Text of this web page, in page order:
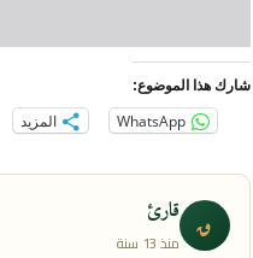
شارك هذا الموضوع:
WhatsApp المزيد
ق قارئ
منذ 13 سنة